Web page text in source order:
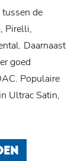
de
Pirelli,
Daarnaast
goed
Populaire
Ultrac Satin,